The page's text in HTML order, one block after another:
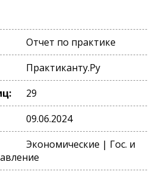
Отчет по практике
Практиканту.Ру
29
09.06.2024
Экономические | Гос. и